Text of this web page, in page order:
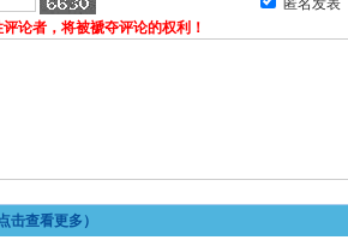
匿名发表
论者，将被褫夺评论的权利！
击查看更多）